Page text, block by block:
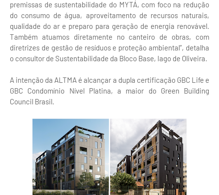
premissas de sustentabilidade do MYTÁ, com foco na redução
do consumo de água, aproveitamento de recursos naturais,
qualidade do ar e preparo para geração de energia renovável.
Também atuamos diretamente no canteiro de obras, com
diretrizes de gestão de resíduos e proteção ambiental”, detalha
o consultor de Sustentabilidade da Bloco Base, Iago de Oliveira.
A intenção da ALTMA é alcançar a dupla certificação GBC Life e
GBC Condomínio Nível Platina, a maior do Green Building
Council Brasil.